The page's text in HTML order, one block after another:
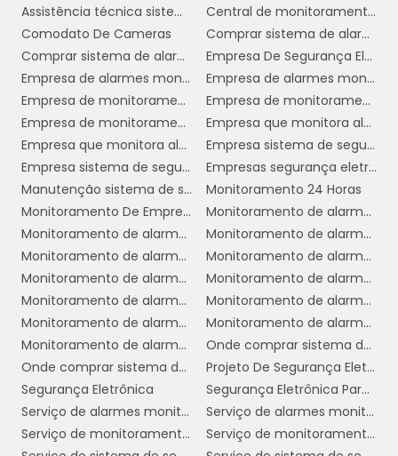
Câmeras Dome:Conhecidas por seu design
discreto e elegante, as câmeras dome são
ideais para ambientes internos. Elas oferecem
um campo de visão amplo e são resistentes a
vandalismos devido ao seu formato e
material de construção.
Câmeras Bullet:Mais visíveis devido ao seu
formato cilíndrico, as câmeras bullet são
geralmente utilizadas em áreas externas. Elas
são projetadas para resistir a condições
climáticas adversas e oferecem imagens de
alta resolução, sendo ideais para
monitoramento de longas distâncias.
Câmeras PTZ:As câmeras PTZ (Pan-Tilt-
Zoom) permitem o controle remoto de
movimento e zoom, proporcionando uma
cobertura mais abrangente e detalhada do
ambiente. Elas são perfeitas para grandes
áreas que requerem vigilância ativa e
Assistência técnica sistema de segurança
Central de monitoramento de alarmes
Comodato De Cameras
Comprar sistema de alarme 24 horas
Comprar sistema de alarme 24h
Empresa De Segurança Eletrônica Sp
Empresa de alarmes monitorados 24 horas
Empresa de alarmes monitorados 24h
Empresa de monitoramento de alarmes
Empresa de monitoramento de alarmes 24 horas
Empresa de monitoramento de alarmes 24h
Empresa que monitora alarmes 24 horas
Empresa que monitora alarmes 24h
Empresa sistema de segurança 24 horas
Empresa sistema de segurança 24h
Empresas segurança eletrônica
Manutenção sistema de segurança
Monitoramento 24 Horas
Monitoramento De Empresa
Monitoramento de alarme 24 horas
Monitoramento de alarme 24 horas industrial
Monitoramento de alarme 24 horas serviço
Monitoramento de alarme 24h
Monitoramento de alarme 24h empresarial
Monitoramento de alarme 24h industrial
Monitoramento de alarme 24h serviço
Monitoramento de alarmes
Monitoramento de alarmes 24 horas empresarial
Monitoramento de alarmes 24 horas residencial
Monitoramento de alarmes 24h residencial
Monitoramento de alarmes empresa
Onde comprar sistema de alarme 24 horas
Onde comprar sistema de alarme 24h
Projeto De Segurança Eletrônica
Segurança Eletrônica
Segurança Eletrônica Para Condomínios
Serviço de alarmes monitorados 24 horas
Serviço de alarmes monitorados 24h
Serviço de monitoramento de alarme 24 horas
Serviço de monitoramento de alarmes 24h